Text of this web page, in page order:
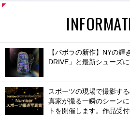
【バボラの新作】NYの輝
DRIVE」と最新シューズ
スポーツの現場で撮影す
真家が撮る一瞬のシーン
トを開催します。作品受付